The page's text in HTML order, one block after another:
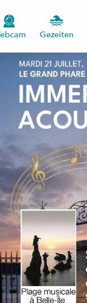
Gezeiten